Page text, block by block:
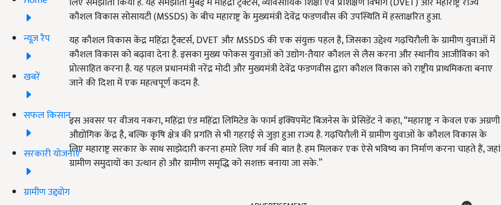
न्यूज़ रैप
खबरें
सफल किसान
सरकारी योजनाएं
ग्रामीण उद्द्योग
कौशल विकास सोसायटी (MSSDS) के बीच महाराष्ट्र के मुख्यमंत्री देवेंद्र फडणवीस की उपस्थिति में हस्ताक्षरित हुआ.
यह कौशल विकास केंद्र महिंद्रा ट्रैक्टर्स, DVET और MSSDS की एक संयुक्त पहल है, जिसका उद्देश्य गढ़चिरौली के ग्रामीण युवाओं में
कौशल विकास को बढ़ावा देना है. इसका मुख्य फोकस युवाओं को उद्योग-तैयार कौशल से लैस करना और स्थानीय आजीविका को
प्रोत्साहित करना है. यह पहल प्रधानमंत्री नरेंद्र मोदी और मुख्यमंत्री देवेंद्र फडणवीस द्वारा कौशल विकास को राष्ट्रीय प्राथमिकता बनाए
जाने की दिशा में एक महत्वपूर्ण कदम है.
इस अवसर पर वीजय नकरा, महिंद्रा एंड महिंद्रा लिमिटेड के फार्म इक्विपमेंट बिजनेस के प्रेसिडेंट ने कहा, “महाराष्ट्र न केवल एक अग्रणी
औद्योगिक केंद्र है, बल्कि कृषि क्षेत्र की प्रगति से भी गहराई से जुड़ा हुआ राज्य है. गढ़चिरौली में ग्रामीण युवाओं के कौशल विकास के
लिए महाराष्ट्र सरकार के साथ साझेदारी करना हमारे लिए गर्व की बात है. हम मिलकर एक ऐसे भविष्य का निर्माण करना चाहते हैं, जहां
ग्रामीण समुदायों का उत्थान हो और ग्रामीण समृद्धि को सशक्त बनाया जा सके.”